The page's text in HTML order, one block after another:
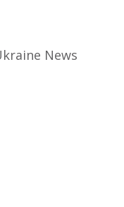
News